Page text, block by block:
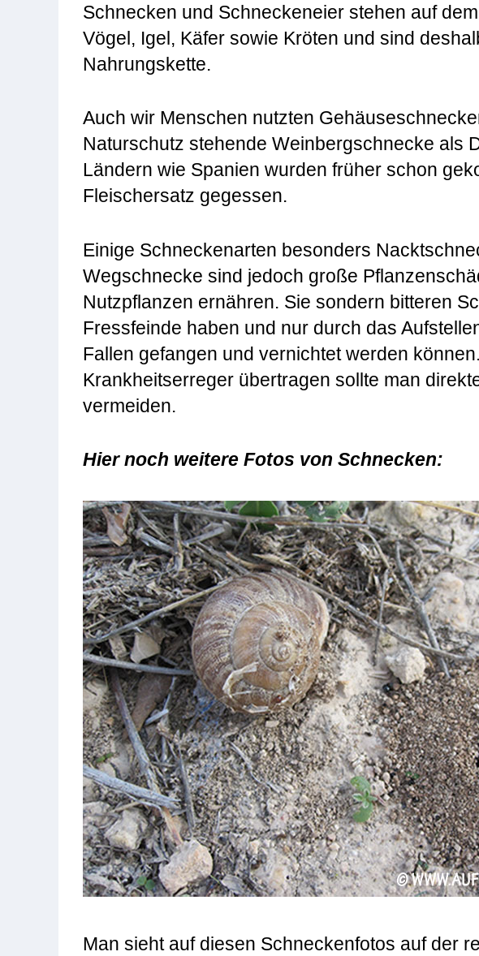
Schnecken und Schneckeneier stehen auf
Vögel, Igel, Käfer sowie Kröten und sind
Nahrungskette.
Auch wir Menschen nutzten
Naturschutz stehende Weinbergschnecke als
Ländern wie Spanien wurden früher schon
Fleischersatz gegessen.
Einige Schneckenarten besonders
Wegschnecke sind jedoch große
Nutzpflanzen ernähren. Sie sondern bitteren
Fressfeinde haben und nur durch das
Fallen gefangen und vernichtet werden
Krankheitserreger übertragen sollte man
vermeiden.
Hier noch weitere Fotos von Schnecken:
Man sieht auf diesen Schneckenfotos auf der